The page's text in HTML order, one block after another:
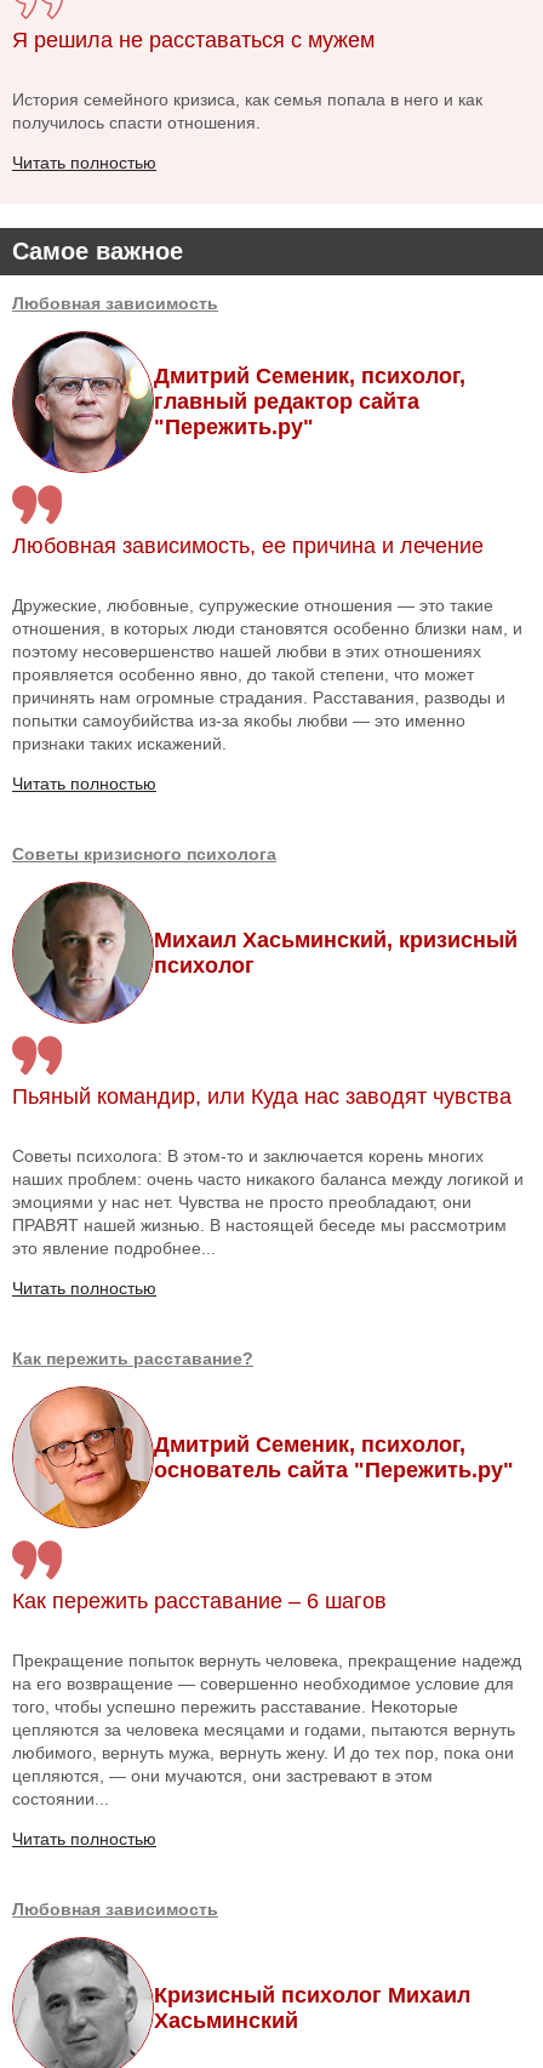
Самое важное
Любовная зависимость
Дмитрий Семеник, психолог,
главный редактор сайта
"Пережить.ру"
Любовная зависимость, ее причина и лечение
Дружеские, любовные, супружеские отношения — это такие
отношения, в которых люди становятся особенно близки нам, и
поэтому несовершенство нашей любви в этих отношениях
проявляется особенно явно, до такой степени, что может
причинять нам огромные страдания. Расставания, разводы и
попытки самоубийства из-за якобы любви — это именно
признаки таких искажений.
Читать полностью
Советы кризисного психолога
Михаил Хасьминский, кризисный
психолог
Пьяный командир, или Куда нас заводят чувства
Советы психолога: В этом-то и заключается корень многих
наших проблем: очень часто никакого баланса между логикой и
эмоциями у нас нет. Чувства не просто преобладают, они
ПРАВЯТ нашей жизнью. В настоящей беседе мы рассмотрим
это явление подробнее...
Читать полностью
Как пережить расставание?
Дмитрий Семеник, психолог,
основатель сайта "Пережить.ру"
Как пережить расставание – 6 шагов
Прекращение попыток вернуть человека, прекращение надежд
на его возвращение — совершенно необходимое условие для
того, чтобы успешно пережить расставание. Некоторые
цепляются за человека месяцами и годами, пытаются вернуть
любимого, вернуть мужа, вернуть жену. И до тех пор, пока они
цепляются, — они мучаются, они застревают в этом
состоянии...
Читать полностью
Любовная зависимость
Кризисный психолог Михаил
Хасьминский
Я решила не расставаться с мужем
История семейного кризиса, как семья попала в него и как
получилось спасти отношения.
Читать полностью